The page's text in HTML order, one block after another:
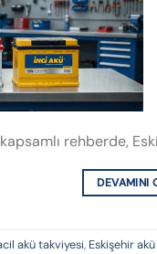
rehberde,
DEVAMINI
akü takviyesi, Eskişehir